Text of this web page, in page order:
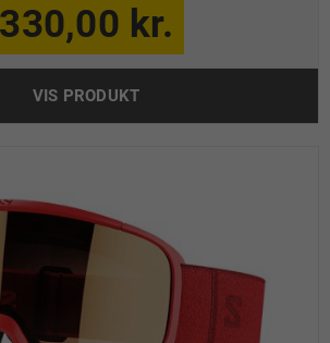
330,00 kr.
VIS PRODUKT